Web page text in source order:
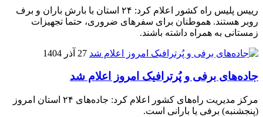
رییس پلیس راه کشور اعلام کرد: ۲۴ استان با بارش باران و برف
روبر هستند. هموطنان برای سفرهای ضروری، حتما تجهیزات
زمستانی به همراه داشته باشند.
27 آذر 1404
جاده‌های برفی و پُرترافیک امروز اعلام شد
مرکز مدیریت راه‌های کشور اعلام کرد: جاده‌های ۲۴ استان امروز
(پنجشنبه) برفی یا بارانی است.